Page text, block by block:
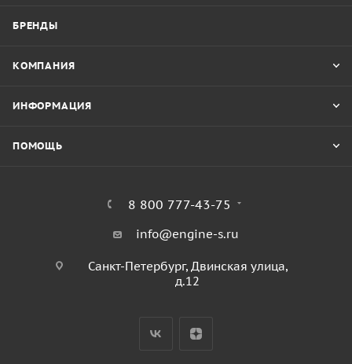
БРЕНДЫ
КОМПАНИЯ
ИНФОРМАЦИЯ
ПОМОЩЬ
8 800 777-43-75
info@engine-s.ru
Санкт-Петербург, Двинская улица,
д.12